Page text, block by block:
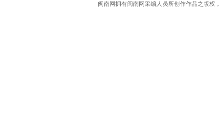
闽南网拥有闽南网采编人员所创作作品之版